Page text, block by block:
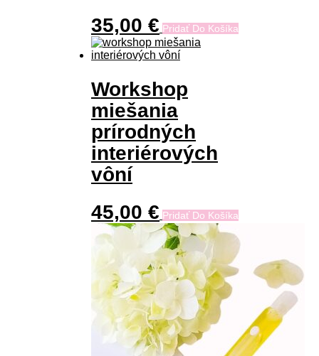
35,00 € Pridať Do Košíka
Workshop
miešania
prírodných
interiérových
vôní
45,00 € Pridať Do Košíka